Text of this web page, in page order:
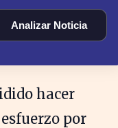
Analizar Noticia
hacer
por